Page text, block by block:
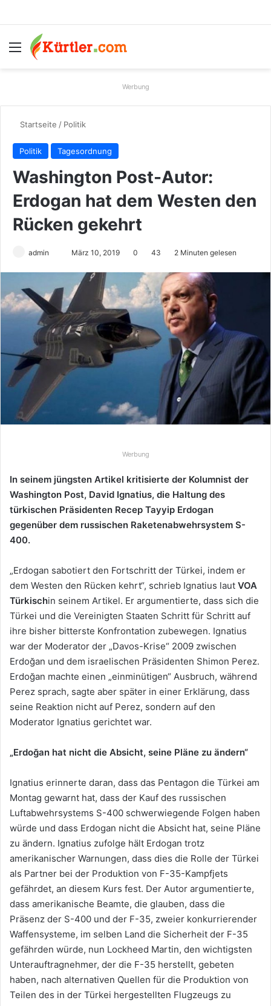
Menü
Werbung
Startseite / Politik
Politik Tagesordnung
Washington Post-Autor:
Erdogan hat dem Westen den
Rücken gekehrt
admin
e
u
n
s
i
E
i
l
März 10, 2019 0 43 2 Minuten gelesen
Werbung
In seinem jüngsten Artikel kritisierte der Kolumnist der
Washington Post, David Ignatius, die Haltung des
türkischen Präsidenten Recep Tayyip Erdogan
gegenüber dem russischen Raketenabwehrsystem S-
400.
„Erdogan sabotiert den Fortschritt der Türkei, indem er
dem Westen den Rücken kehrt“, schrieb Ignatius laut VOA
Türkischin seinem Artikel. Er argumentierte, dass sich die
Türkei und die Vereinigten Staaten Schritt für Schritt auf
ihre bisher bitterste Konfrontation zubewegen. Ignatius
war der Moderator der „Davos-Krise“ 2009 zwischen
Erdoğan und dem israelischen Präsidenten Shimon Perez.
Erdoğan machte einen „einminütigen“ Ausbruch, während
Perez sprach, sagte aber später in einer Erklärung, dass
seine Reaktion nicht auf Perez, sondern auf den
Moderator Ignatius gerichtet war.
„Erdoğan hat nicht die Absicht, seine Pläne zu ändern“
Ignatius erinnerte daran, dass das Pentagon die Türkei am
Montag gewarnt hat, dass der Kauf des russischen
Luftabwehrsystems S-400 schwerwiegende Folgen haben
würde und dass Erdogan nicht die Absicht hat, seine Pläne
zu ändern. Ignatius zufolge hält Erdogan trotz
amerikanischer Warnungen, dass dies die Rolle der Türkei
als Partner bei der Produktion von F-35-Kampfjets
gefährdet, an diesem Kurs fest. Der Autor argumentierte,
dass amerikanische Beamte, die glauben, dass die
Präsenz der S-400 und der F-35, zweier konkurrierender
Waffensysteme, im selben Land die Sicherheit der F-35
gefährden würde, nun Lockheed Martin, den wichtigsten
Unterauftragnehmer, der die F-35 herstellt, gebeten
haben, nach alternativen Quellen für die Produktion von
Teilen des in der Türkei hergestellten Flugzeugs zu